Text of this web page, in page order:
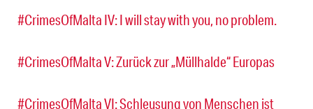
#CrimesOfMalta IV: I will stay with you, no problem.
#CrimesOfMalta V: Zurück zur „Müllhalde“ Europas
#CrimesOfMalta VI: Schleusung von Menschen ist